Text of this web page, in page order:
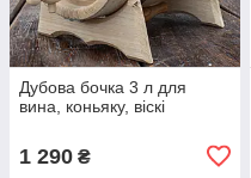
Дубова бочка 3 л для
вина, коньяку, віскі
1 290 ₴